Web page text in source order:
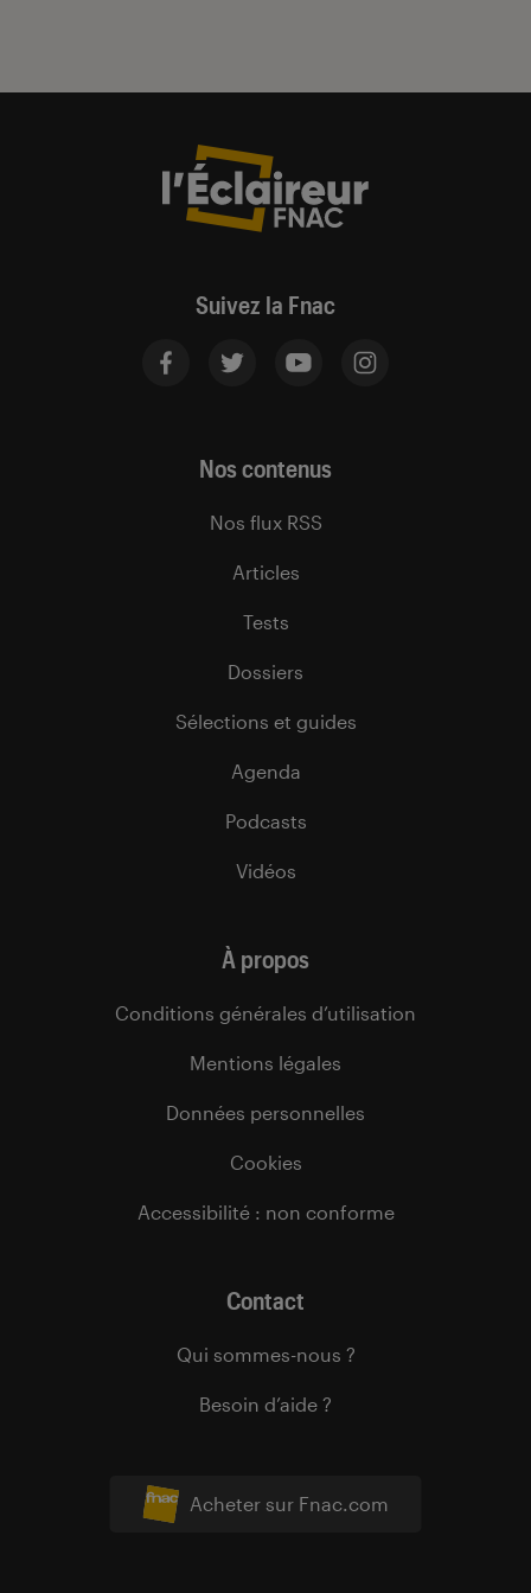
Suivez la Fnac
Acheter sur Fnac.com
Nos contenus
Nos flux RSS
Articles
Tests
Dossiers
Sélections et guides
Agenda
Podcasts
Vidéos
À propos
Conditions générales d’utilisation
Mentions légales
Données personnelles
Cookies
Accessibilité : non conforme
Contact
Qui sommes-nous ?
Besoin d’aide ?